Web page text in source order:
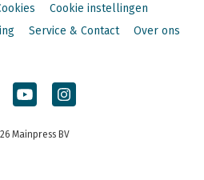
Cookie instellingen
Service & Contact Over ons
Mainpress BV